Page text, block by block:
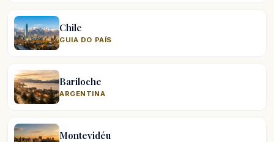
Chile
GUIA DO PAÍS
Bariloche
ARGENTINA
Montevidéu